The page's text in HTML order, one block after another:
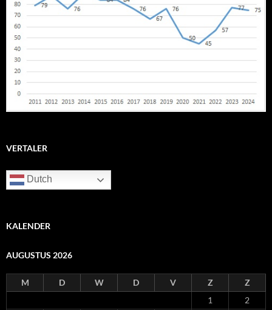
VERTALER
Dutch
KALENDER
AUGUSTUS 2026
M D W D V Z
Z
1
2